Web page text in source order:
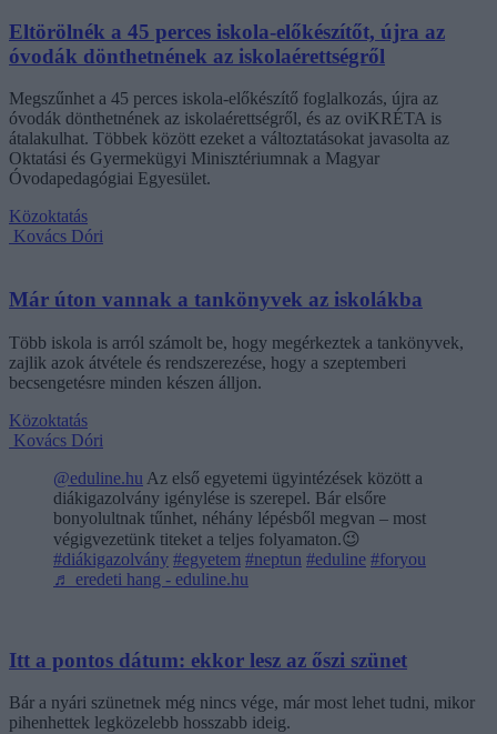
Eltörölnék a 45 perces iskola-előkészítőt, újra az
óvodák dönthetnének az iskolaérettségről
Megszűnhet a 45 perces iskola-előkészítő foglalkozás, újra az
óvodák dönthetnének az iskolaérettségről, és az oviKRÉTA is
átalakulhat. Többek között ezeket a változtatásokat javasolta az
Oktatási és Gyermekügyi Minisztériumnak a Magyar
Óvodapedagógiai Egyesület.
Közoktatás
Kovács Dóri
Már úton vannak a tankönyvek az iskolákba
Több iskola is arról számolt be, hogy megérkeztek a tankönyvek,
zajlik azok átvétele és rendszerezése, hogy a szeptemberi
becsengetésre minden készen álljon.
Közoktatás
Kovács Dóri
@eduline.hu Az első egyetemi ügyintézések között a
diákigazolvány igénylése is szerepel. Bár elsőre
bonyolultnak tűnhet, néhány lépésből megvan – most
végigvezetünk titeket a teljes folyamaton.😉
#diákigazolvány #egyetem #neptun #eduline #foryou
♬ eredeti hang - eduline.hu
Itt a pontos dátum: ekkor lesz az őszi szünet
Bár a nyári szünetnek még nincs vége, már most lehet tudni, mikor
pihenhettek legközelebb hosszabb ideig.